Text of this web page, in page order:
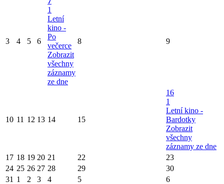
3 4 5 6
1
Letní
kino -
Po
večerce
Zobrazit
všechny
záznamy
ze dne
8 9
10 11 12 13 14 15
16
1
Letní kino -
Bardotky
Zobrazit
všechny
záznamy ze dne
17 18 19 20 21 22
23
24 25 26 27 28 29
30
31 1 2 3 4 5 6